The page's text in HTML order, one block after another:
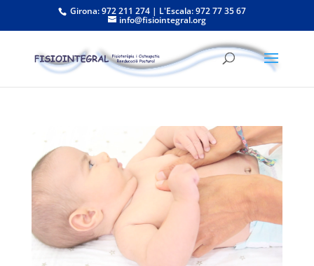
Girona: 972 211 274 | L'Escala: 972 77 35 67
info@fisiointegral.org